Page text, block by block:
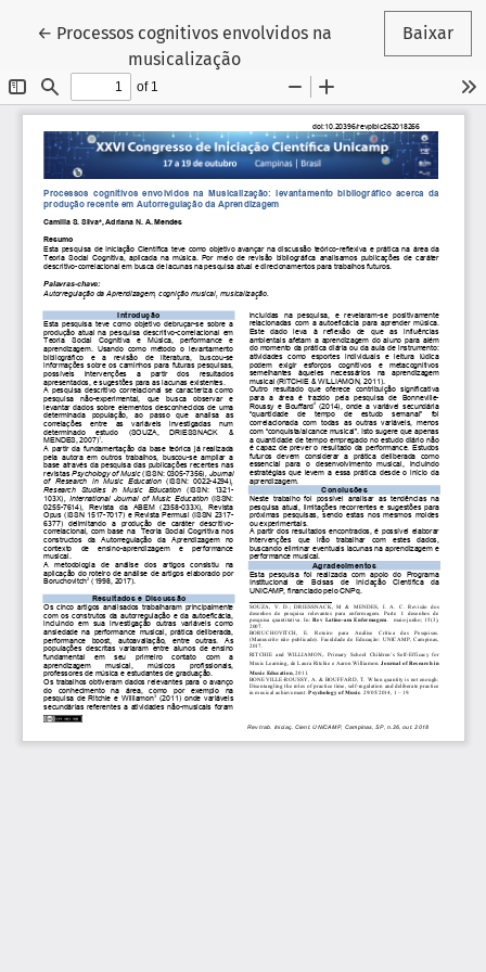
← Voltar aos Detalhes do Artigo
Processos cognitivos envolvidos na
musicalização
Baixar